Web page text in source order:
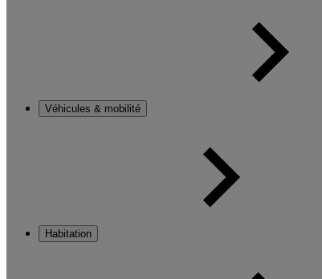
Véhicules & mobilité
Habitation